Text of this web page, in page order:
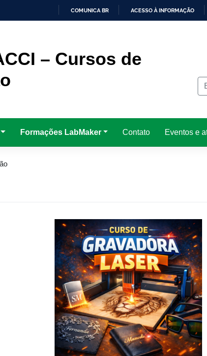
COMUNICA BR ACESSO À INFORMAÇÃO
– Cursos de
Formações LabMaker Contato Eventos e